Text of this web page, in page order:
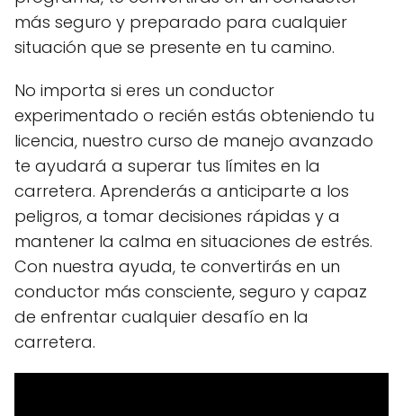
más seguro y preparado para cualquier
situación que se presente en tu camino.
No importa si eres un conductor
experimentado o recién estás obteniendo tu
licencia, nuestro curso de manejo avanzado
te ayudará a superar tus límites en la
carretera. Aprenderás a anticiparte a los
peligros, a tomar decisiones rápidas y a
mantener la calma en situaciones de estrés.
Con nuestra ayuda, te convertirás en un
conductor más consciente, seguro y capaz
de enfrentar cualquier desafío en la
carretera.